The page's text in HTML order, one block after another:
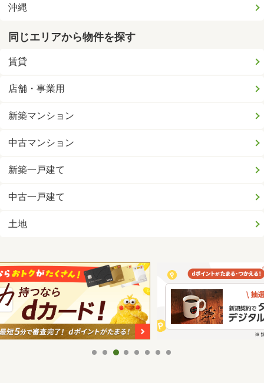
沖縄
同じエリアから物件を探す
賃貸
店舗・事業用
新築マンション
中古マンション
新築一戸建て
中古一戸建て
土地